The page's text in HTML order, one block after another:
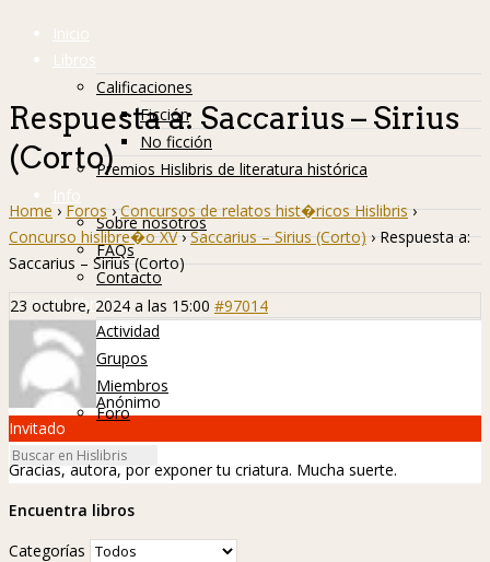
Inicio
Libros
Calificaciones
Ficción
No ficción
Premios Hislibris de literatura histórica
Info
Sobre nosotros
FAQs
Contacto
Hislibreños
Actividad
Grupos
Miembros
Foro
Respuesta a: Saccarius – Sirius
(Corto)
Home › Foros › Concursos de relatos hist�ricos Hislibris ›
Concurso hislibre�o XV › Saccarius – Sirius (Corto) › Respuesta a:
Saccarius – Sirius (Corto)
23 octubre, 2024 a las 15:00 #97014
Anónimo
Invitado
Gracias, autora, por exponer tu criatura. Mucha suerte.
Encuentra libros
Categorías